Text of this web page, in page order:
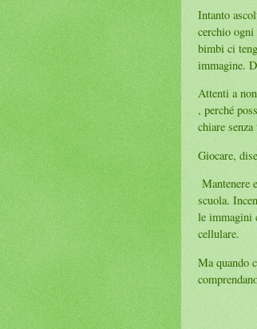
Intanto
cerchio
bimbi ci
immagine.
Attenti a
, perché
chiare
Giocare,
Mantenere
scuola.
le immagini
cellulare.
Ma quando